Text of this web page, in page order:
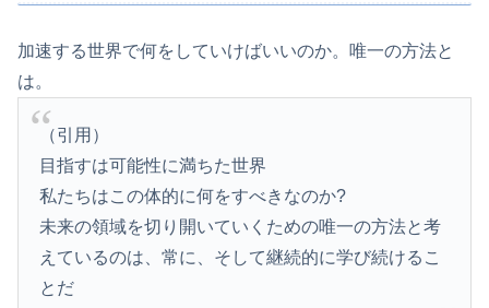
加速する世界で何をしていけばいいのか。唯一の方法と
は。
（引用）
目指すは可能性に満ちた世界
私たちはこの体的に何をすべきなのか?
未来の領域を切り開いていくための唯一の方法と考
えているのは、常に、そして継続的に学び続けるこ
とだ